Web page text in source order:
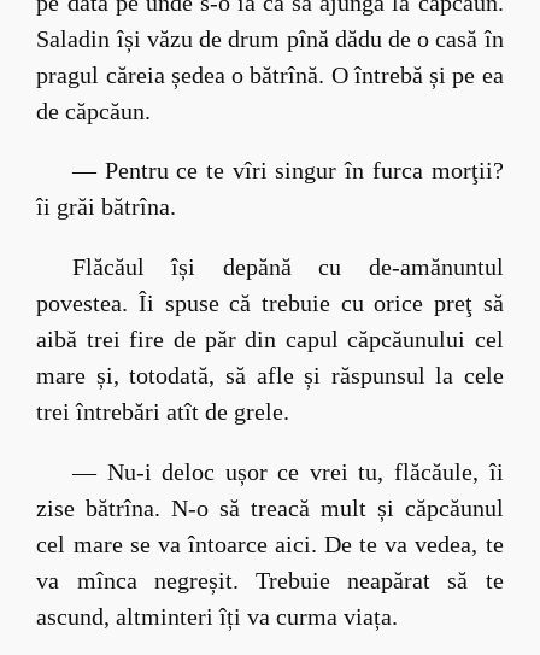
Saladin își văzu de drum pînă dădu de o casă în
pragul căreia ședea o bătrînă. O întrebă și pe ea
de căpcăun.
— Pentru ce te vîri singur în furca morţii?
îi grăi bătrîna.
Flăcăul își depănă cu de-amănuntul
povestea. Îi spuse că trebuie cu orice preţ să
aibă trei fire de păr din capul căpcăunului cel
mare și, totodată, să afle și răspunsul la cele
trei întrebări atît de grele.
— Nu-i deloc ușor ce vrei tu, flăcăule, îi
zise bătrîna. N-o să treacă mult și căpcăunul
cel mare se va întoarce aici. De te va vedea, te
va mînca negreșit. Trebuie neapărat să te
ascund, altminteri îți va curma viața.